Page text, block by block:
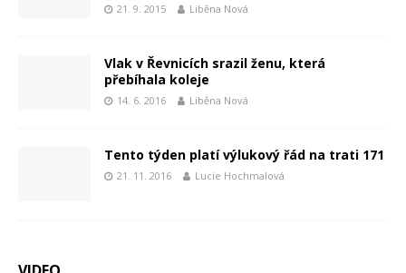
21. 9. 2015 Liběna Nová
Vlak v Řevnicích srazil ženu, která
přebíhala koleje
14. 6. 2016 Liběna Nová
Tento týden platí výlukový řád na trati 171
21. 11. 2016 Lucie Hochmalová